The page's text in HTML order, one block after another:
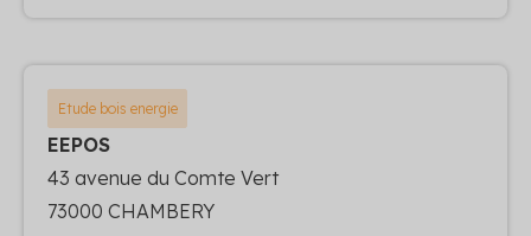
Etude bois energie
EEPOS
43 avenue du Comte Vert
73000 CHAMBERY